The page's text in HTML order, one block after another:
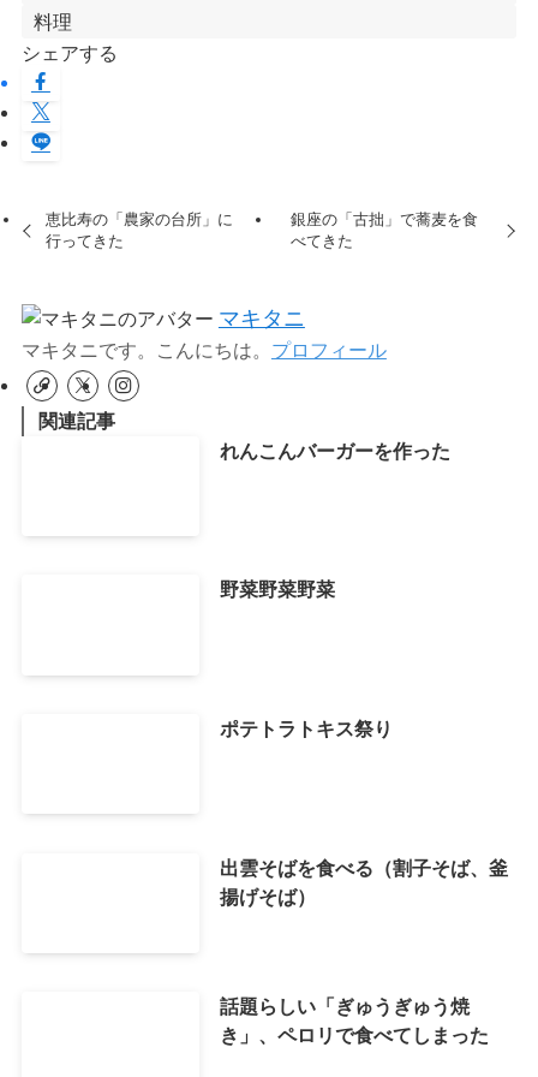
料理
シェアする
恵比寿の「農家の台所」に
行ってきた
銀座の「古拙」で蕎麦を食
べてきた
マキタニ
マキタニです。こんにちは。 プロフィール
関連記事
れんこんバーガーを作った
野菜野菜野菜
ポテトラトキス祭り
出雲そばを食べる（割子そば、釜
揚げそば）
話題らしい「ぎゅうぎゅう焼
き」、ペロリで食べてしまった